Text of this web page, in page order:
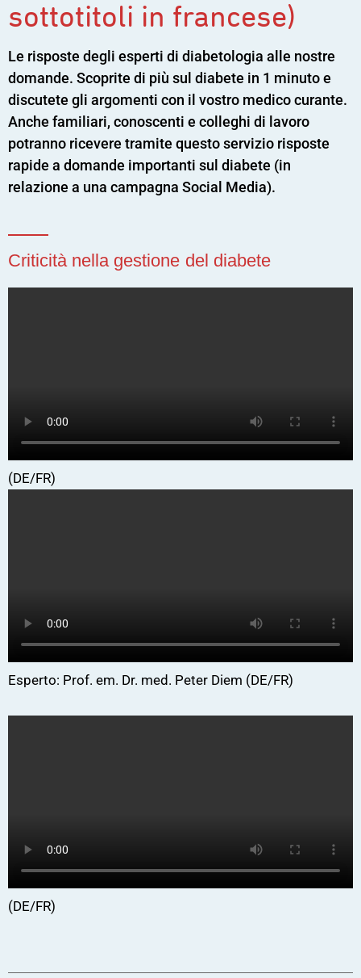
sottotitoli in francese)
Le risposte degli esperti di diabetologia alle nostre
domande. Scoprite di più sul diabete in 1 minuto e
discutete gli argomenti con il vostro medico curante.
Anche familiari, conoscenti e colleghi di lavoro
potranno ricevere tramite questo servizio risposte
rapide a domande importanti sul diabete (in
relazione a una campagna Social Media).
Criticità nella gestione del diabete
(DE/FR)
Esperto: Prof. em. Dr. med. Peter Diem (DE/FR)
(DE/FR)